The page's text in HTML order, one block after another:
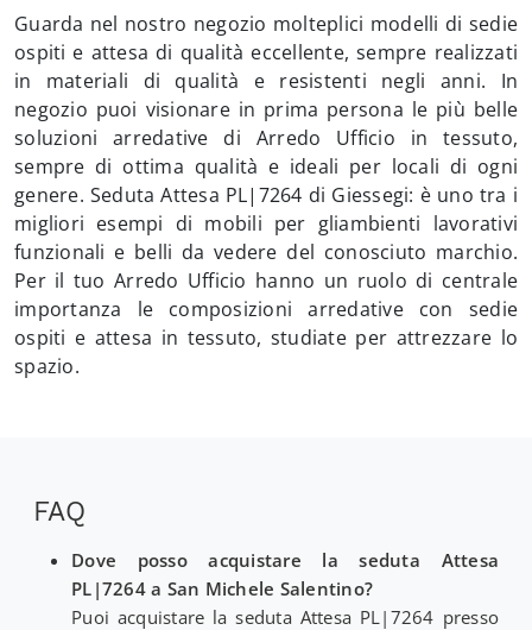
Guarda nel nostro negozio molteplici modelli di sedie
ospiti e attesa di qualità eccellente, sempre realizzati
in materiali di qualità e resistenti negli anni. In
negozio puoi visionare in prima persona le più belle
soluzioni arredative di Arredo Ufficio in tessuto,
sempre di ottima qualità e ideali per locali di ogni
genere. Seduta Attesa PL|7264 di Giessegi: è uno tra i
migliori esempi di mobili per gliambienti lavorativi
funzionali e belli da vedere del conosciuto marchio.
Per il tuo Arredo Ufficio hanno un ruolo di centrale
importanza le composizioni arredative con sedie
ospiti e attesa in tessuto, studiate per attrezzare lo
spazio.
FAQ
Dove posso acquistare la seduta Attesa
PL|7264 a San Michele Salentino?
Puoi acquistare la seduta Attesa PL|7264 presso